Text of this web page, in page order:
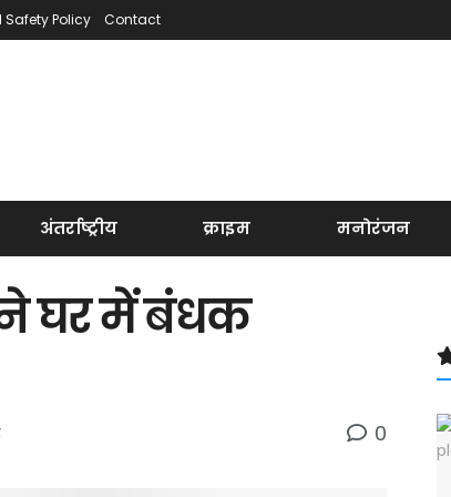
Safety Policy Contact
अंतर्राष्ट्रीय क्राइम मनोरंजन
घर में बंधक
0